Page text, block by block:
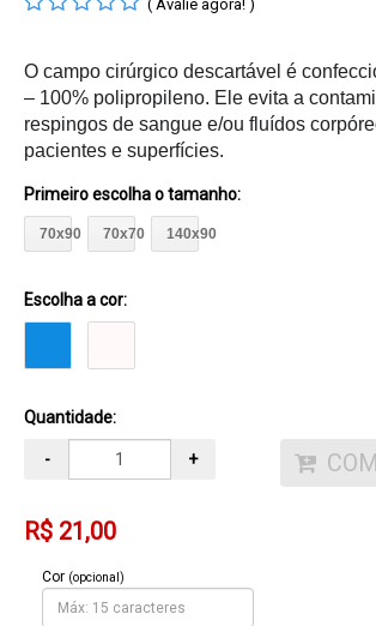
( Avalie agora! )
O campo cirúrgico descartável é
– 100% polipropileno. Ele evita a
respingos de sangue e/ou fluídos
pacientes e superfícies.
Primeiro escolha o tamanho:
70x90 70x70 140x90
Escolha a cor:
Quantidade:
- +
R$ 21,00
Cor (opcional)